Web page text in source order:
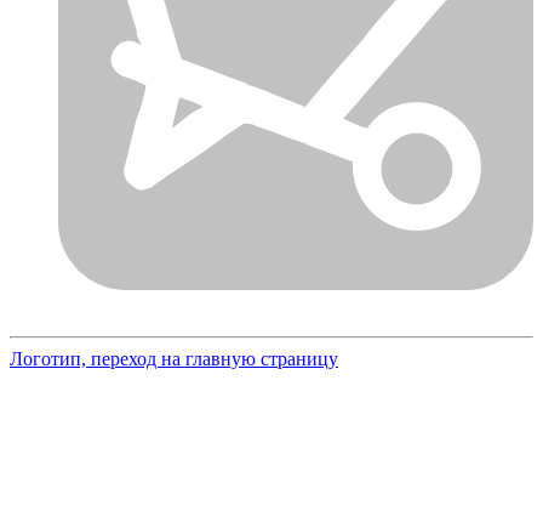
Логотип, переход на главную страницу